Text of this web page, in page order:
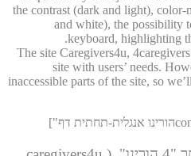
the contrast (dark and light),
and white), the possibility
keyboard, highlighting
The site Caregivers4u,
site with users’ needs.
inaccessible parts of the site, so